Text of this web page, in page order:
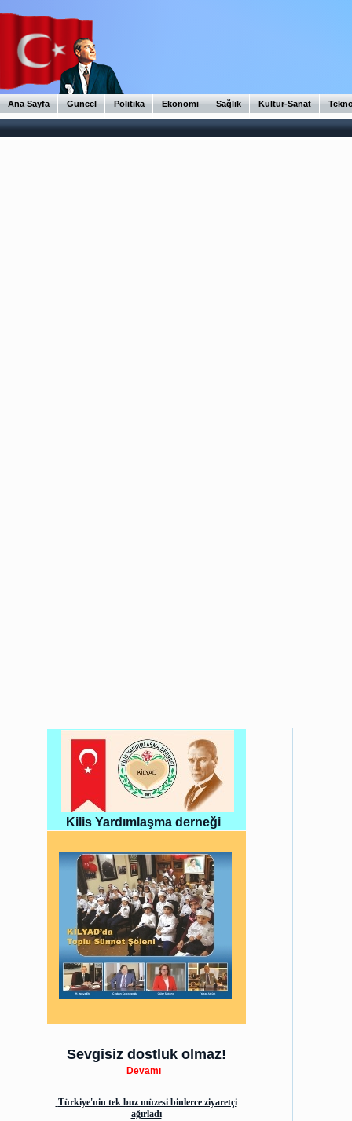
Ana Sayfa Güncel Politika Ekonomi Sağlık Kültür-Sanat
Kilis Yardımlaşma derneği
Sevgisiz dostluk olmaz!
Devamı
Türkiye'nin tek buz müzesi binlerce ziyaretçi
ağırladı